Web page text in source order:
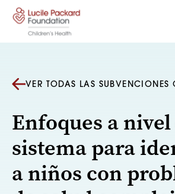
Saltar al contenido
VER TODAS LAS SUBVENCIONES
Enfoques a
sistema para
a niños con